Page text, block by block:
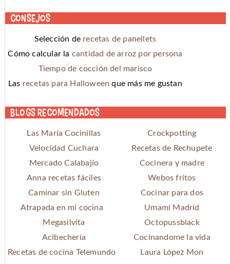
Consejos
Selección de recetas de panellets
Cómo calcular la cantidad de arroz por persona
Tiempo de cocción del marisco
Las recetas para Halloween que más me gustan
Blogs recomendados
Las María Cocinillas
Crockpotting
Velocidad Cuchara
Recetas de Rechupete
Mercado Calabajío
Cocinera y madre
Anna recetas fáciles
Webos fritos
Caminar sin Gluten
Cocinar para dos
Atrapada en mi cocina
Umami Madrid
Megasilvita
Octopussblack
Acibechería
Cocinandome la vida
Recetas de cocina Telemundo
Laura López Mon